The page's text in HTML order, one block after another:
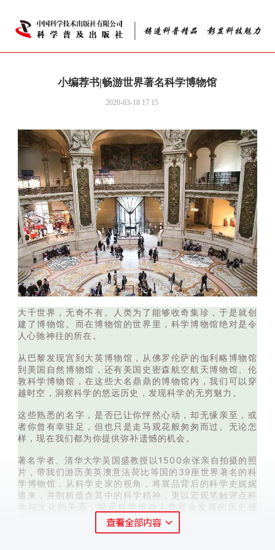
小编荐书|畅游世界著名科学博物馆
2020-03-18 17:15
大千世界，无奇不有。人类为了能够收奇集珍，于是就创
建了博物馆。而在博物馆的世界里，科学博物馆绝对是令
人心驰神往的所在。
从巴黎发现宫到大英博物馆，从佛罗伦萨的伽利略博物馆
到美国自然博物馆，还有美国史密森航空航天博物馆、伦
敦科学博物馆，在这些大名鼎鼎的博物馆内，我们可以穿
越时空，洞察科学的悠远历史，发现科学的无穷魅力。
这些熟悉的名字，是否已让你怦然心动，却无缘亲至，或
者你曾有幸驻足，但也只是走马观花般匆匆而过。无论怎
样，现在我们都为你提供弥补遗憾的机会。
著名学者、清华大学吴国盛教授以1500余张亲自拍摄的照
片，带我们游历美英澳意法荷比等国的39座世界著名的科
学博物馆，从科学史家的视角，将展品背后的科学史娓娓
道来，并剖析蕴含其中的科学精神，更以宏观笔触评点科
学与文化的关系，揭示科学推动人类社会发展的历史规